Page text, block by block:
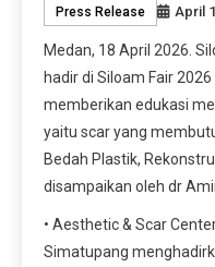
Press Release April
Medan, 18 April 2026.
hadir di Siloam Fair
memberikan edukasi
yaitu scar yang
Bedah Plastik,
disampaikan oleh dr
• Aesthetic & Scar
Simatupang